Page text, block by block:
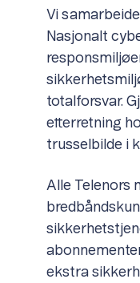
Vi
Nasjonalt
totalforsvar.
etterretning
trusselbilde i
Alle Telenors
ekstra